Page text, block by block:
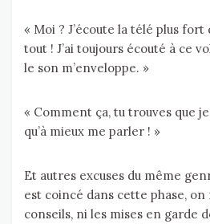
« Moi ? J’écoute la télé plus fort
tout ! J’ai toujours écouté à ce
le son m’enveloppe. »
« Comment ça, tu trouves que
qu’à mieux me parler ! »
Et autres excuses du même
est coincé dans cette phase, on
conseils, ni les mises en garde